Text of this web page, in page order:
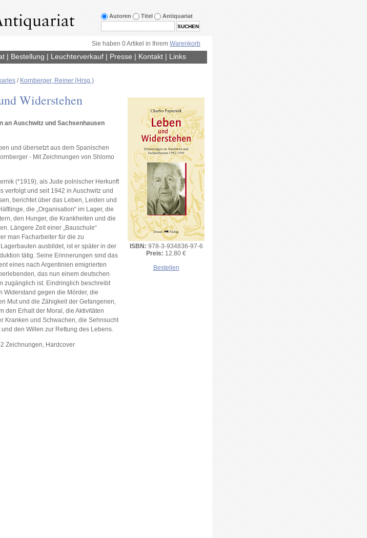
Autoren Titel Antiquariat
Sie haben 0 Artikel in Ihrem Warenkorb
| Bestellung | Leuchterverkauf| Presse | Kontakt| Links
/ Kornberger, Reiner (Hrsg.)
Widerstehen
an Auschwitz und Sachsenhausen
und übersetzt aus dem Spanischen
- Mit Zeichnungen von Shlomo
(*1919), als Jude polnischer Herkunft
verfolgt und seit 1942 in Auschwitz und
berichtet über das Leben, Leiden und
die „Organisation“ im Lager, die
den Hunger, die Krankheiten und die
Längere Zeit einer „Bauschule“
man Facharbeiter für die zu
ausbildet, ist er später in der
tätig. Seine Erinnerungen sind das
eines nach Argentinien emigrierten
das nun einem deutschen
zugänglich ist. Eindringlich beschreibt
Widerstand gegen die Mörder, die
Mut und die Zähigkeit der Gefangenen,
den Erhalt der Moral, die Aktivitäten
Kranken und Schwachen, die Sehnsucht
den Willen zur Rettung des Lebens.
Zeichnungen, Hardcover
ISBN: 978-3-934836-97-6
Preis: 12.80 €
Bestellen